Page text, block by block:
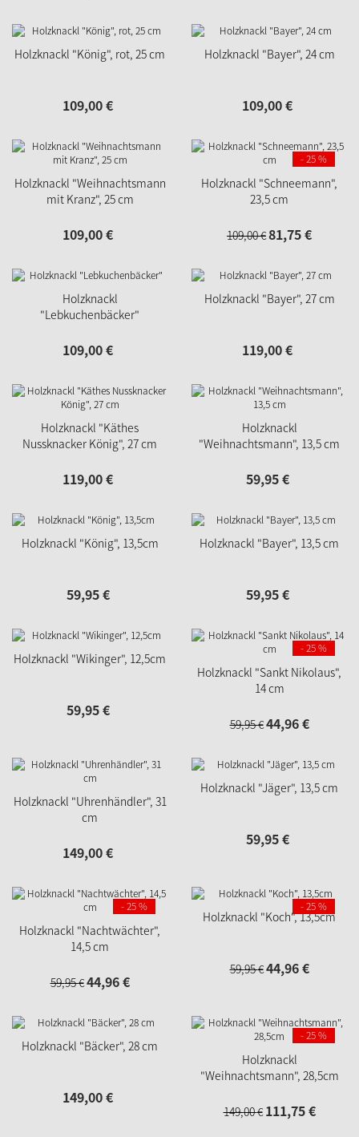
Holzknackl "König", rot, 25 cm
109,00€
Holzknackl "Bayer", 24 cm
109,00€
Holzknackl "Weihnachtsmann
mit Kranz", 25 cm
109,00€
Holzknackl "Schneemann",
23,5 cm
109,00€81,75€
- 25 %
Holzknackl
"Lebkuchenbäcker"
109,00€
Holzknackl "Bayer", 27 cm
119,00€
Holzknackl "Käthes
Nussknacker König", 27 cm
119,00€
Holzknackl
"Weihnachtsmann", 13,5 cm
59,95€
Holzknackl "König", 13,5cm
59,95€
Holzknackl "Bayer", 13,5 cm
59,95€
Holzknackl "Wikinger", 12,5cm
59,95€
Holzknackl "Sankt Nikolaus",
14 cm
59,95€44,96€
- 25 %
Holzknackl "Uhrenhändler", 31
cm
149,00€
Holzknackl "Jäger", 13,5 cm
59,95€
Holzknackl "Nachtwächter",
14,5 cm
59,95€44,96€
- 25 %
Holzknackl "Koch", 13,5cm
59,95€44,96€
- 25 %
Holzknackl "Bäcker", 28 cm
149,00€
Holzknackl
"Weihnachtsmann", 28,5cm
149,00€ 111,75€
- 25 %